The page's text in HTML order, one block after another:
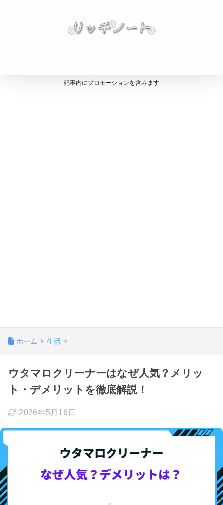
記事内にプロモーションを含みます
ホーム 生活
ウタマロクリーナーはなぜ人気？メリッ
ト・デメリットを徹底解説！
2026年5月16日